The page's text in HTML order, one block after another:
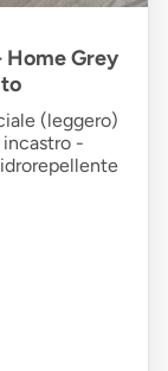
Home Grey
(leggero)
-